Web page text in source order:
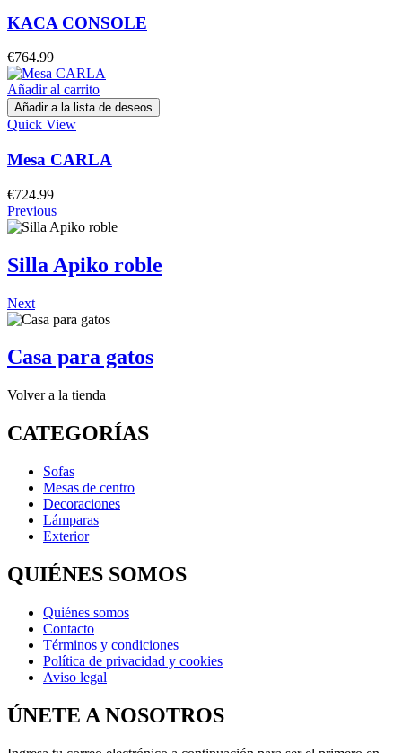
KACA CONSOLE
€764.99
Añadir al carrito
Añadir a la lista de deseos
Quick View
Mesa CARLA
€724.99
Previous
Silla Apiko roble
Next
Casa para gatos
Volver a la tienda
CATEGORÍAS
Sofas
Mesas de centro
Decoraciones
Lámparas
Exterior
QUIÉNES SOMOS
Quiénes somos
Contacto
Términos y condiciones
Política de privacidad y cookies
Aviso legal
ÚNETE A NOSOTROS